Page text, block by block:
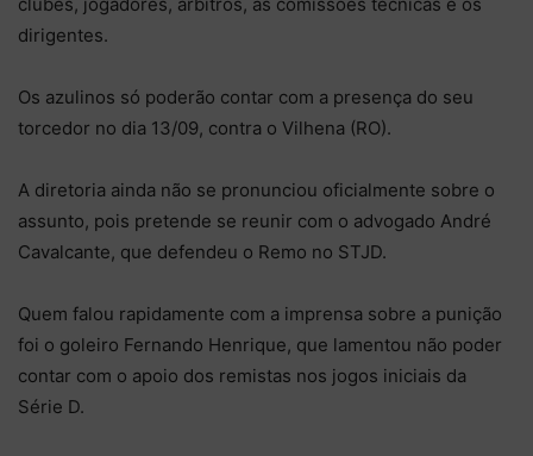
dirigentes.
Os azulinos só poderão contar com a presença do seu
torcedor no dia 13/09, contra o Vilhena (RO).
A diretoria ainda não se pronunciou oficialmente sobre o
assunto, pois pretende se reunir com o advogado André
Cavalcante, que defendeu o Remo no STJD.
Quem falou rapidamente com a imprensa sobre a punição
foi o goleiro Fernando Henrique, que lamentou não poder
contar com o apoio dos remistas nos jogos iniciais da
Série D.